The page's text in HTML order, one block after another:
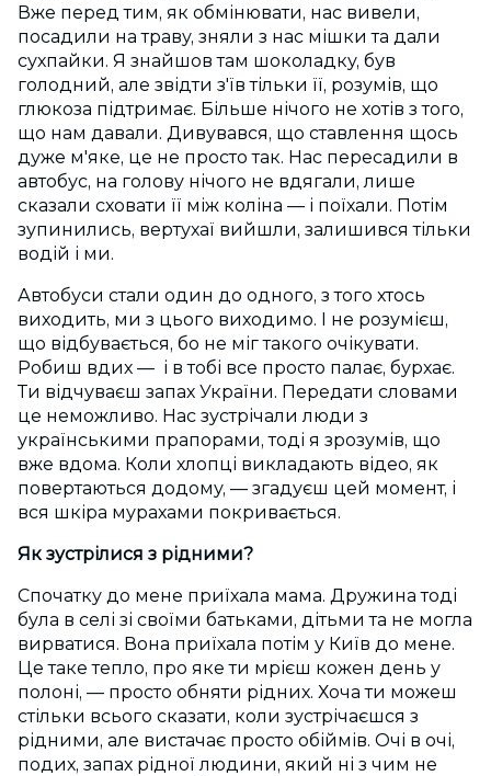
Вже перед тим, як обмінювати, нас вивели,
посадили на траву, зняли з нас мішки та дали
сухпайки. Я знайшов там шоколадку, був
голодний, але звідти з'їв тільки її, розумів, що
глюкоза підтримає. Більше нічого не хотів з того,
що нам давали. Дивувався, що ставлення щось
дуже м'яке, це не просто так. Нас пересадили в
автобус, на голову нічого не вдягали, лише
сказали сховати її між коліна — і поїхали. Потім
зупинились, вертухаї вийшли, залишився тільки
водій і ми.
Автобуси стали один до одного, з того хтось
виходить, ми з цього виходимо. І не розумієш,
що відбувається, бо не міг такого очікувати.
Робиш вдих — і в тобі все просто палає, бурхає.
Ти відчуваєш запах України. Передати словами
це неможливо. Нас зустрічали люди з
українськими прапорами, тоді я зрозумів, що
вже вдома. Коли хлопці викладають відео, як
повертаються додому, — згадуєш цей момент, і
вся шкіра мурахами покривається.
Як зустрілися з рідними?
Спочатку до мене приїхала мама. Дружина тоді
була в селі зі своїми батьками, дітьми та не могла
вирватися. Вона приїхала потім у Київ до мене.
Це таке тепло, про яке ти мрієш кожен день у
полоні, — просто обняти рідних. Хоча ти можеш
стільки всього сказати, коли зустрічаєшся з
рідними, але вистачає просто обіймів. Очі в очі,
подих, запах рідної людини, який ні з чим не